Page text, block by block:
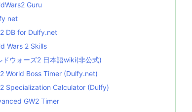
Guru
net
DB for Dulfy.net
Wars 2 Skills
ドウォーズ2 日本語wiki(非公式)
World Boss Timer (Dulfy.net)
Specialization Calculator (Dulfy)
GW2 Timer